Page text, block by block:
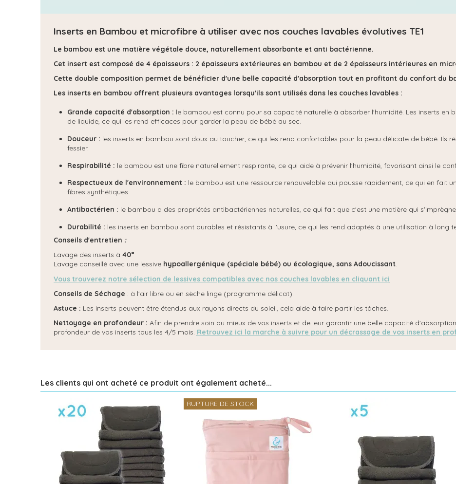
Inserts en Bambou et microfibre à utiliser avec nos couches lavables évolutives TE1
Le bambou est une matière végétale douce, naturellement absorbante et anti bactérienne.
Cet insert est composé de 4 épaisseurs : 2 épaisseurs extérieures en bambou et de 2 épaisseurs intérieures en
Cette double composition permet de bénéficier d'une belle capacité d'absorption tout en profitant du confort du
Les inserts en bambou offrent plusieurs avantages lorsqu'ils sont utilisés dans les couches lavables :
Grande capacité d'absorption : le bambou est connu pour sa capacité naturelle à absorber l'humidité. Les inserts en
de liquide, ce qui les rend efficaces pour garder la peau de bébé au sec.
Douceur : les inserts en bambou sont doux au toucher, ce qui les rend confortables pour la peau délicate de bébé. Ils
fessier.
Respirabilité : le bambou est une fibre naturellement respirante, ce qui aide à prévenir l'humidité, favorisant ainsi le
Respectueux de l'environnement : le bambou est une ressource renouvelable qui pousse rapidement, ce qui en fait
fibres synthétiques.
Antibactérien : le bambou a des propriétés antibactériennes naturelles, ce qui fait que c'est une matière qui
Durabilité : les inserts en bambou sont durables et résistants à l'usure, ce qui les rend adaptés à une utilisation à long
Conseils d'entretien :
Lavage des inserts à 40°
Lavage conseillé avec une lessive hypoallergénique (spéciale bébé) ou écologique, sans Adoucissant.
Vous trouverez notre sélection de lessives compatibles avec nos couches lavables en cliquant ici
Conseils de Séchage : à l'air libre ou en sèche linge (programme délicat).
Astuce : Les inserts peuvent être étendus aux rayons directs du soleil, cela aide à faire partir les tâches.
Nettoyage en profondeur : Afin de prendre soin au mieux de vos inserts et de leur garantir une belle capacité
profondeur de vos inserts tous les 4/5 mois. Retrouvez ici la marche à suivre pour un décrassage de vos inserts en
Les clients qui ont acheté ce produit ont également acheté...
RUPTURE DE STOCK